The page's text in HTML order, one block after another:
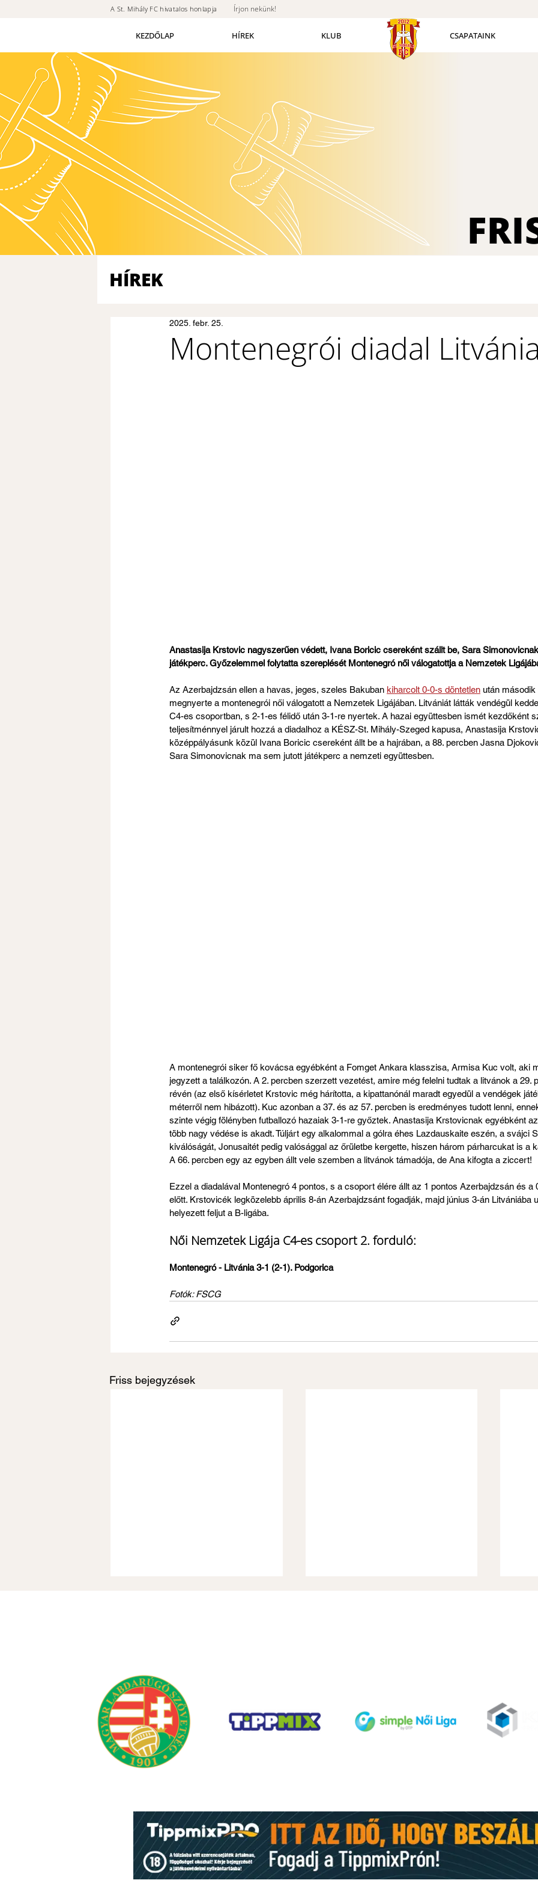
A St. Mihály FC hivatalos honlapja Írjon nekünk!
KEZDŐLAP HÍREK KLUB CSAPATAINK
HÍREK
Montenegrói diadal
2025. febr. 25.
Anastasija Krstovic nagyszerűen védett, Ivana Boricic csereként szállt be, Sara
játékperc. Győzelemmel folytatta szereplését Montenegró női válogatottja a Nemzetek
Az Azerbajdzsán ellen a havas, jeges, szeles Bakuban kiharcolt 0-0-s döntetlen után
megnyerte a montenegrói női válogatott a Nemzetek Ligájában. Litvániát látták vendégül
C4-es csoportban, s 2-1-es félidő után 3-1-re nyertek. A hazai együttesben ismét kezdőként
teljesítménnyel járult hozzá a diadalhoz a KÉSZ-St. Mihály-Szeged kapusa, Anastasija
középpályásunk közül Ivana Boricic csereként állt be a hajrában, a 88. percben Jasna
Sara Simonovicnak ma sem jutott játékperc a nemzeti együttesben.
A montenegrói siker fő kovácsa egyébként a Fomget Ankara klasszisa, Armisa Kuc volt, aki
jegyzett a találkozón. A 2. percben szerzett vezetést, amire még felelni tudtak a litvánok a 29.
révén (az első kísérletet Krstovic még hárította, a kipattanónál maradt egyedül a vendégek
méterről nem hibázott). Kuc azonban a 37. és az 57. percben is eredményes tudott lenni,
szinte végig fölényben futballozó hazaiak 3-1-re győztek. Anastasija Krstovicnak egyébként
több nagy védése is akadt. Túljárt egy alkalommal a gólra éhes Lazdauskaite eszén, a svájci
kiválóságát, Jonusaitét pedig valósággal az őrületbe kergette, hiszen három párharcukat is a
A 66. percben egy az egyben állt vele szemben a litvánok támadója, de Ana kifogta a ziccert!
Ezzel a diadalával Montenegró 4 pontos, s a csoport élére állt az 1 pontos Azerbajdzsán és a
előtt. Krstovicék legközelebb április 8-án Azerbajdzsánt fogadják, majd június 3-án Litvániába
helyezett feljut a B-ligába.
Női Nemzetek Ligája C4-es csoport 2. forduló:
Montenegró - Litvánia 3-1 (2-1). Podgorica
Fotók: FSCG
Friss bejegyzések
Hétvégi előzetes: rajt a
Videoton ellen